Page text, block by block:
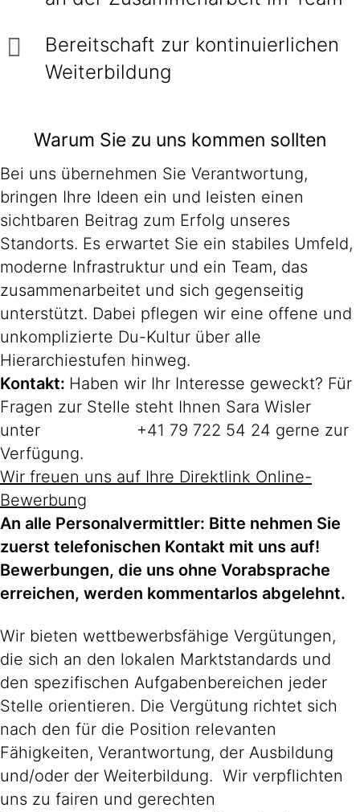
Bereitschaft zur kontinuierlichen
Weiterbildung
Warum Sie zu uns kommen sollten
Bei uns übernehmen Sie Verantwortung,
bringen Ihre Ideen ein und leisten einen
sichtbaren Beitrag zum Erfolg unseres
Standorts. Es erwartet Sie ein stabiles Umfeld,
moderne Infrastruktur und ein Team, das
zusammenarbeitet und sich gegenseitig
unterstützt. Dabei pflegen wir eine offene und
unkomplizierte Du-Kultur über alle
Hierarchiestufen hinweg.
Kontakt: Haben wir Ihr Interesse geweckt? Für
Fragen zur Stelle steht Ihnen Sara Wisler
unter +41 79 722 54 24 gerne zur
Verfügung.
Wir freuen uns auf Ihre Direktlink Online-
Bewerbung
An alle Personalvermittler: Bitte nehmen Sie
zuerst telefonischen Kontakt mit uns auf!
Bewerbungen, die uns ohne Vorabsprache
erreichen, werden kommentarlos abgelehnt.
Wir bieten wettbewerbsfähige Vergütungen,
die sich an den lokalen Marktstandards und
den spezifischen Aufgabenbereichen jeder
Stelle orientieren. Die Vergütung richtet sich
nach den für die Position relevanten
Fähigkeiten, Verantwortung, der Ausbildung
und/oder der Weiterbildung. Wir verpflichten
uns zu fairen und gerechten